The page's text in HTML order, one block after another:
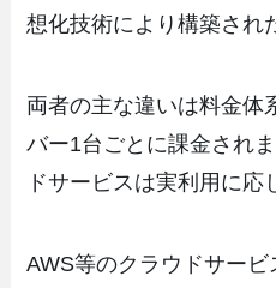
想化技術により構築され
両者の主な違いは料金体
バー1台ごとに課金され
ドサービスは実利用に応
AWS等のクラウドサー